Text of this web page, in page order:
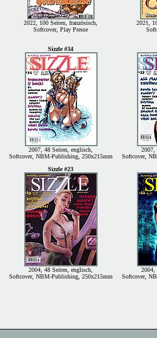
2022, 100 Seiten, französisch,
Softcover, Play Presse
2021,
Sizzle #34
2007, 48 Seiten, englisch,
Softcover, NBM-Publishing, 250x215mm
2007,
Softcover,
Sizzle #23
2004, 48 Seiten, englisch,
Softcover, NBM-Publishing, 250x215mm
2004,
Softcover,